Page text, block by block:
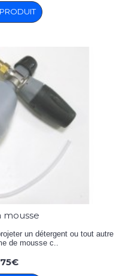
mousse
un détergent ou tout autre
de mousse c..